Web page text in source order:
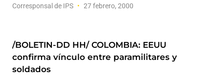
Corresponsal de IPS 27 febrero, 2000
/BOLETIN-DD HH/ COLOMBIA: EEUU
confirma vínculo entre paramilitares y
soldados